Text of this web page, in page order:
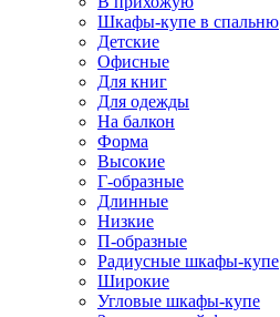
Шкафы-купе в спальню
Детские
Офисные
Для книг
Для одежды
На балкон
Форма
Высокие
Г-образные
Длинные
Низкие
П-образные
Радиусные шкафы-купе
Широкие
Угловые шкафы-купе